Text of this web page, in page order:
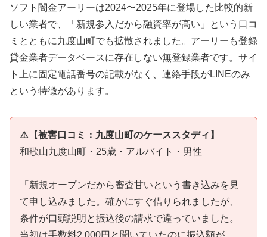
ソフト闇金アーリーは2024〜2025年に登場した比較的新
しい業者で、「新規参入だから融資率が高い」という口コ
ミとともに九度山町でも拡散されました。アーリーも登録
貸金業者データベースに存在しない無登録業者です。サイ
ト上に固定電話番号の記載がなく、連絡手段がLINEのみ
という特徴があります。
⚠️【被害口コミ：九度山町のケーススタディ】
和歌山九度山町・25歳・アルバイト・男性
「新規オープンだから審査甘いという書き込みを見
て申し込みました。確かにすぐ借りられましたが、
条件が口頭説明と振込後の請求で違っていました。